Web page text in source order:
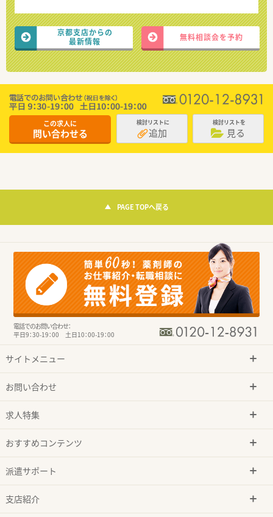
京都支店からの
最新情報
無料相談会を予約
この求人に
問い合わせる
検討リストに
追加
検討リストを
見る
PAGE TOPへ戻る
電話でのお問い合わせ：
平日9：30-19：00 土日10：00-19：00
サイトメニュー
お問い合わせ
求人特集
おすすめコンテンツ
派遣サポート
支店紹介